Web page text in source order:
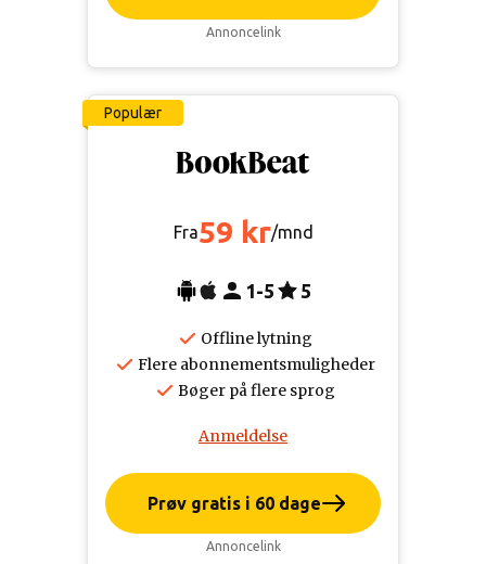
Annoncelink
Populær
Fra59 kr/mnd
1-5 5
Offline lytning
Flere abonnementsmuligheder
Bøger på flere sprog
Anmeldelse
Prøv gratis i 60 dage
Annoncelink